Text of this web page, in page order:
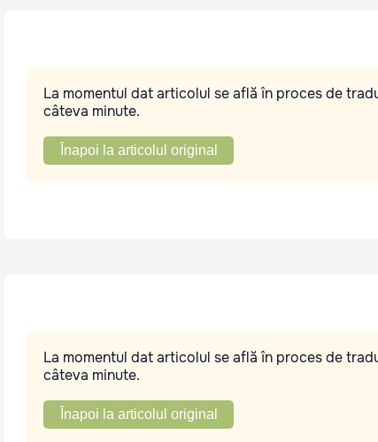
La momentul dat articolul se află în proces de
câteva minute.
Înapoi la articolul original
La momentul dat articolul se află în proces de
câteva minute.
Înapoi la articolul original